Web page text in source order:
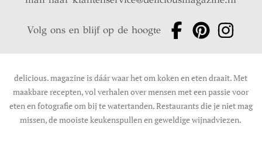
Volg ons en blijf op de hoogte
delicious. magazine is dáár waar het om koken en eten draait. Met
maakbare recepten, vol verhalen over mensen met een passie voor
eten en fotografie om bij te watertanden. Restaurants die je niet mag
missen, de mooiste keukenspullen en geweldige wijnadviezen.